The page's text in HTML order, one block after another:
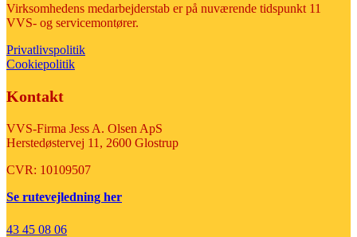
Virksomhedens medarbejderstab er på nuværende tidspunkt 11
VVS- og servicemontører.
Privatlivspolitik
Cookiepolitik
Kontakt
​VVS-Firma Jess A. Olsen ApS
Herstedøstervej 11, 2600 Glostrup
CVR: 10109507
Se rutevejledning her
43 45 08 06